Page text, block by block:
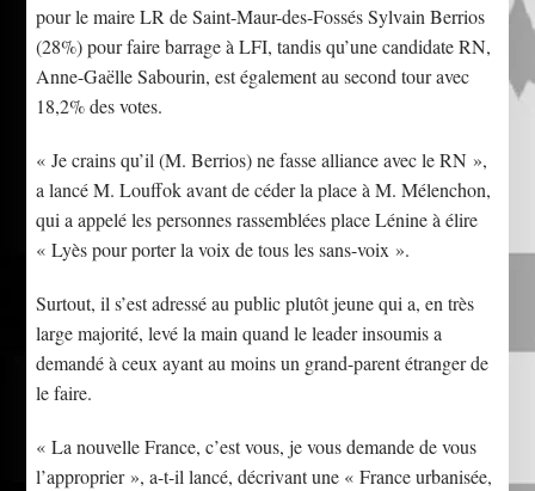
pour le maire LR de Saint-Maur-des-Fossés Sylvain Berrios
(28%) pour faire barrage à LFI, tandis qu’une candidate RN,
Anne-Gaëlle Sabourin, est également au second tour avec
18,2% des votes.
« Je crains qu’il (M. Berrios) ne fasse alliance avec le RN »,
a lancé M. Louffok avant de céder la place à M. Mélenchon,
qui a appelé les personnes rassemblées place Lénine à élire
« Lyès pour porter la voix de tous les sans-voix ».
Surtout, il s’est adressé au public plutôt jeune qui a, en très
large majorité, levé la main quand le leader insoumis a
demandé à ceux ayant au moins un grand-parent étranger de
le faire.
« La nouvelle France, c’est vous, je vous demande de vous
l’approprier », a-t-il lancé, décrivant une « France urbanisée,